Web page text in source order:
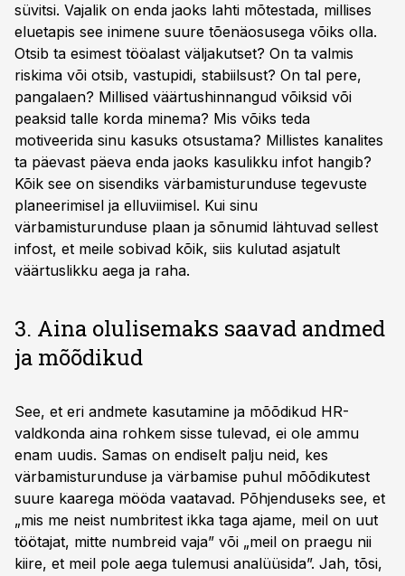
süvitsi. Vajalik on enda jaoks lahti mõtestada, millises
eluetapis see inimene suure tõenäosusega võiks olla.
Otsib ta esimest tööalast väljakutset? On ta valmis
riskima või otsib, vastupidi, stabiilsust? On tal pere,
pangalaen? Millised väärtushinnangud võiksid või
peaksid talle korda minema? Mis võiks teda
motiveerida sinu kasuks otsustama? Millistes kanalites
ta päevast päeva enda jaoks kasulikku infot hangib?
Kõik see on sisendiks värbamisturunduse tegevuste
planeerimisel ja elluviimisel. Kui sinu
värbamisturunduse plaan ja sõnumid lähtuvad sellest
infost, et meile sobivad kõik, siis kulutad asjatult
väärtuslikku aega ja raha.
3. Aina olulisemaks saavad andmed
ja mõõdikud
See, et eri andmete kasutamine ja mõõdikud HR-
valdkonda aina rohkem sisse tulevad, ei ole ammu
enam uudis. Samas on endiselt palju neid, kes
värbamisturunduse ja värbamise puhul mõõdikutest
suure kaarega mööda vaatavad. Põhjenduseks see, et
„mis me neist numbritest ikka taga ajame, meil on uut
töötajat, mitte numbreid vaja” või „meil on praegu nii
kiire, et meil pole aega tulemusi analüüsida”. Jah, tõsi,